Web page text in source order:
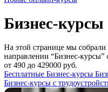
Бизнес-курсы
На этой странице мы
направлении “Бизнес-
от 490 до 429000 руб.
Бесплатные Бизнес-курсы
Бизнес-курсы с